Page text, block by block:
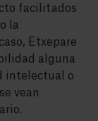
facilitados
la
Etxepare
alguna
intelectual o
vean